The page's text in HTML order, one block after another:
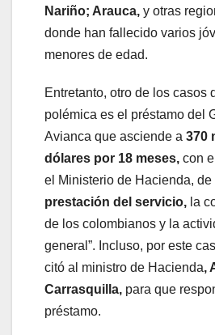
Nariño; Arauca, y otras
donde han fallecido varios
menores de edad.
Entretanto, otro de los casos
polémica es el préstamo del
Avianca que asciende a 370
dólares por 18 meses, con
el Ministerio de Hacienda, de
prestación del servicio, la
de los colombianos y la
general”. Incluso, por este
citó al ministro de Hacienda,
Carrasquilla, para que
préstamo.